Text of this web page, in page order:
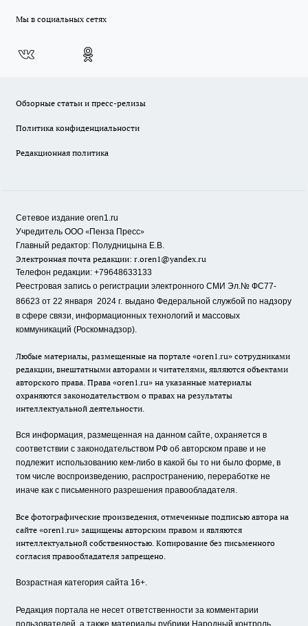
Мы в социальных сетях
Обзорные статьи и пресс-релизы
Политика конфиденциальности
Редакционная политика
Сетевое издание oren1.ru
Учредитель ООО «Пенза Пресс»
Главный редактор: Полудницына Е.В.
Электронная почта редакции: r.oren1@yandex.ru
Телефон редакции: +79648633133
Реестровая запись о регистрации электронного СМИ Эл.№ ФС77-
86623 от 22 января 2024 г. выдано Федеральной службой по надзору
в сфере связи, информационных технологий и массовых
коммуникаций (Роскомнадзор).
Любые материалы, размещенные на портале «oren1.ru» сотрудниками
редакции, внештатными авторами и читателями, являются объектами
авторского права. Права «oren1.ru» на указанные материалы
охраняются законодательством о правах на результаты
интеллектуальной деятельности.
Вся информация, размещенная на данном сайте, охраняется в
соответствии с законодательством РФ об авторском праве и не
подлежит использованию кем-либо в какой бы то ни было форме, в
том числе воспроизведению, распространению, переработке не
иначе как с письменного разрешения правообладателя.
Все фотографические произведения, отмеченные подписью автора на
сайте «oren1.ru» защищены авторским правом и являются
интеллектуальной собственностью. Копирование без письменного
согласия правообладателя запрещено.
Возрастная категория сайта 16+.
Редакция портала не несет ответственности за комментарии